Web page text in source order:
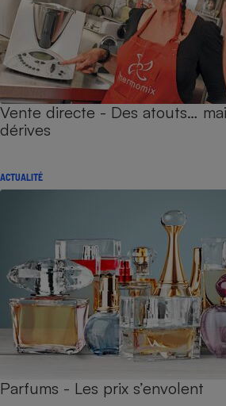
Vente directe - Des atouts…
dérives
ACTUALITÉ
Parfums - Les prix s’envolent